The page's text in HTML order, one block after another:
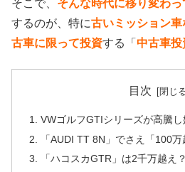
そこで、 そんな時代に移り変わ
するのが、特に古いミッション
古車に限って投資する「 中古車投
目次
VWゴルフGTIシリーズが高騰し
「AUDI TT 8N」でさえ「100万
「ハコスカGTR」は2千万越え？